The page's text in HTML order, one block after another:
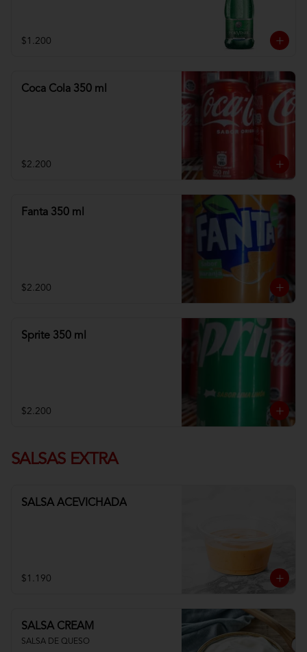
$1.200
Coca Cola 350 ml
$2.200
Fanta 350 ml
$2.200
Sprite 350 ml
$2.200
SALSAS EXTRA
SALSA ACEVICHADA
$1.190
SALSA CREAM
SALSA DE QUESO